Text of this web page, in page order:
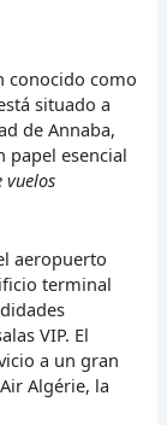
conocido como
situado a
de Annaba,
papel esencial
vuelos
aeropuerto
terminal
VIP. El
a un gran
Algérie, la